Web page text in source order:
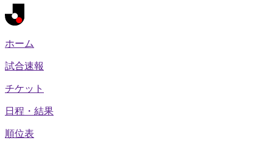
ホーム
試合速報
チケット
日程・結果
順位表